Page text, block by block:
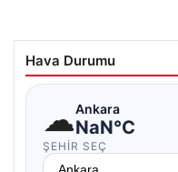
Hava Durumu
☁Ankara
NaN°C
ŞEHIR SEÇ